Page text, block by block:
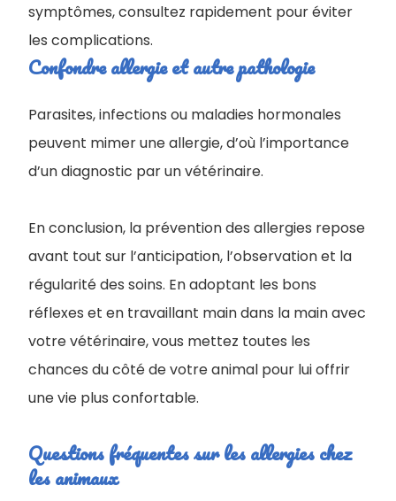
symptômes, consultez rapidement pour éviter
les complications.
Confondre allergie et autre pathologie
Parasites, infections ou maladies hormonales
peuvent mimer une allergie, d’où l’importance
d’un diagnostic par un vétérinaire.
En conclusion, la prévention des allergies repose
avant tout sur l’anticipation, l’observation et la
régularité des soins. En adoptant les bons
réflexes et en travaillant main dans la main avec
votre vétérinaire, vous mettez toutes les
chances du côté de votre animal pour lui offrir
une vie plus confortable.
Questions fréquentes sur les allergies chez
les animaux